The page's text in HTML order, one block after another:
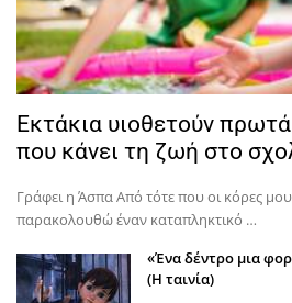
Εκτάκια υιοθετούν
που κάνει τη ζωή στο
Γράφει η Άσπα Από τότε που οι κόρες
παρακολουθώ έναν καταπληκτικό …
«Ένα δέντρο μια
(Η ταινία)